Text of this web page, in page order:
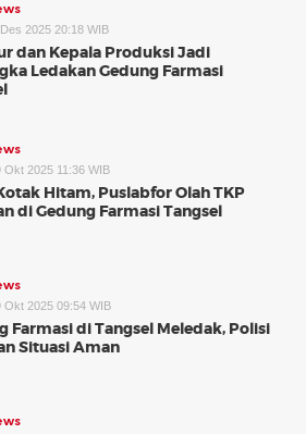
2025 20:18 WIB
dan Kepala Produksi Jadi
Ledakan Gedung Farmasi
Okt 2025 11:36 WIB
Hitam, Puslabfor Olah TKP
di Gedung Farmasi Tangsel
Okt 2025 09:54 WIB
Farmasi di Tangsel Meledak, Polisi
Situasi Aman